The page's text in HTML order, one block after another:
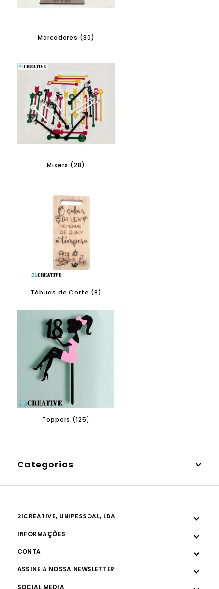
Marcadores (30)
Mixers (28)
Tábuas de Corte (8)
Toppers (125)
Categorias
21CREATIVE, UNIPESSOAL, LDA
INFORMAÇÕES
CONTA
ASSINE A NOSSA NEWSLETTER
SOCIAL MEDIA